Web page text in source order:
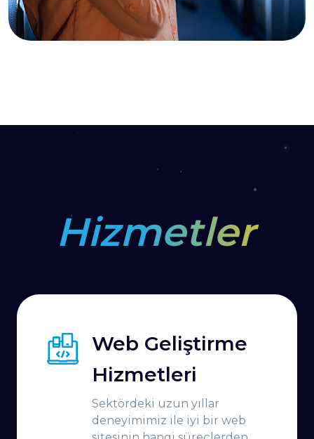
Hizmetler
Web Geliştirme
Hizmetleri
Sektördeki uzun yıllar
deneyimimiz ile iyi bir web